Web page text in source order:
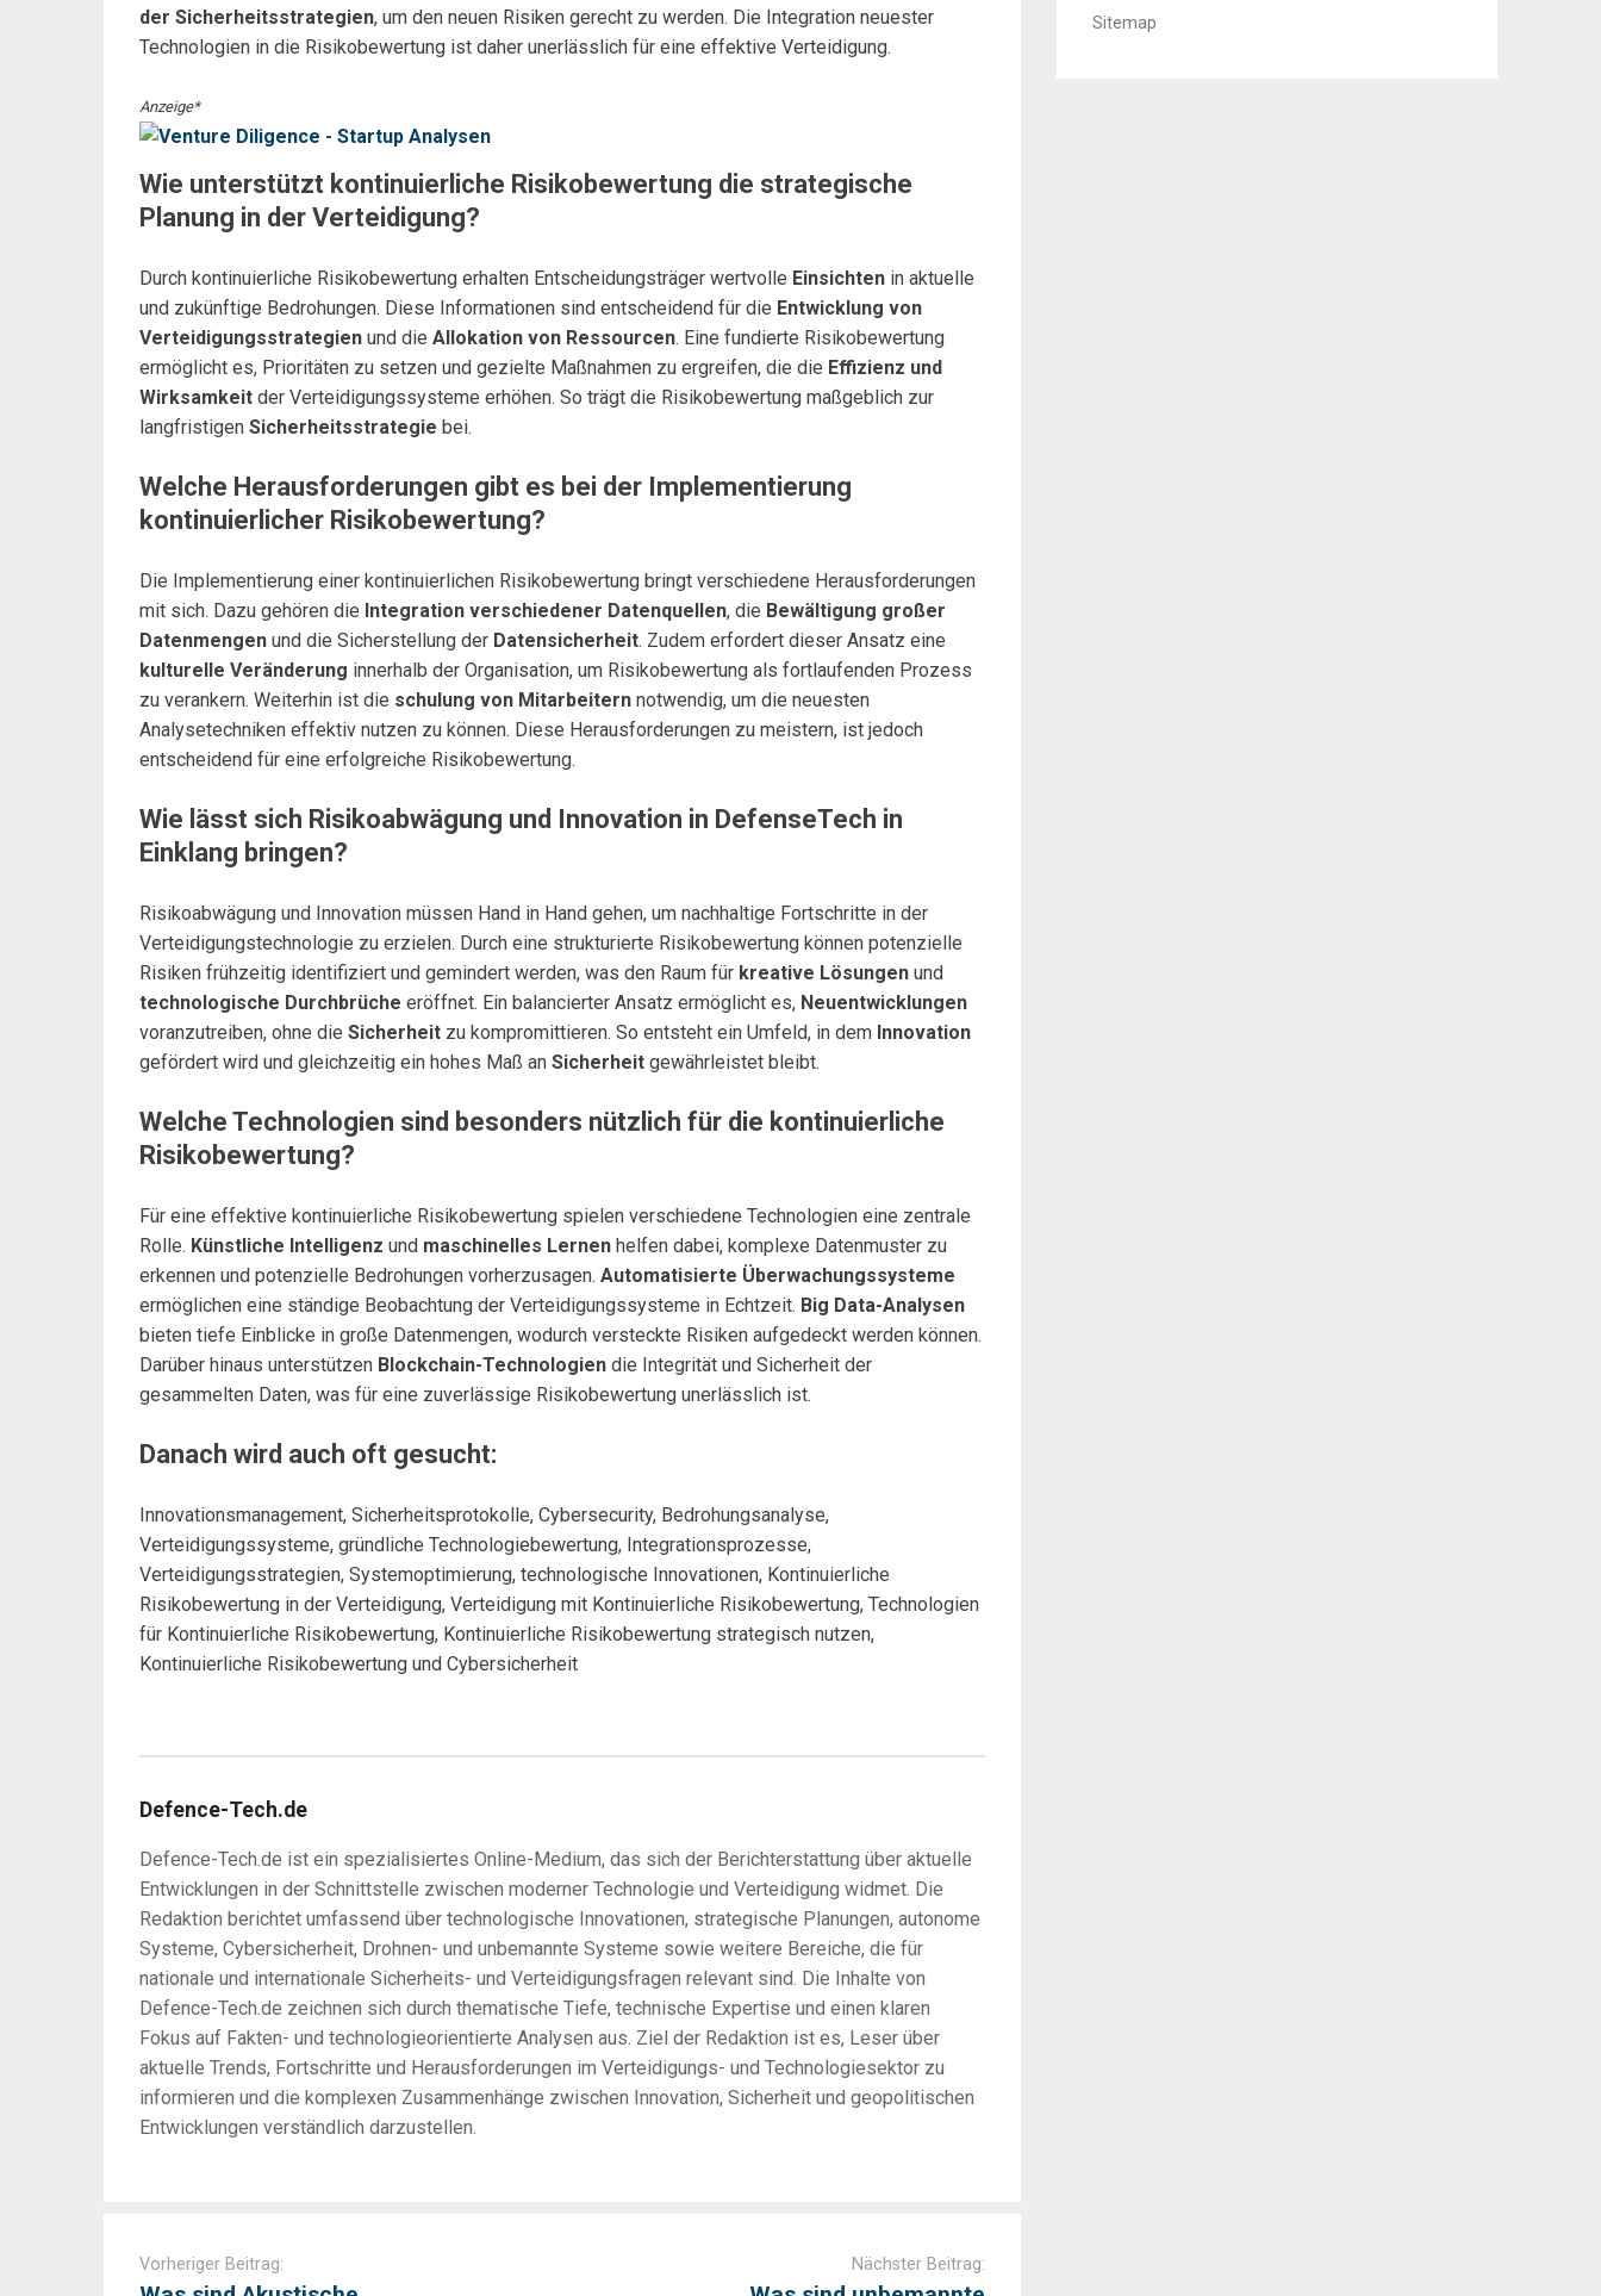
der Sicherheitsstrategien, um den neuen Risiken gerecht zu werden. Die Integration neuester
Technologien in die Risikobewertung ist daher unerlässlich für eine effektive Verteidigung.
Anzeige*
Wie unterstützt kontinuierliche Risikobewertung die strategische
Planung in der Verteidigung?
Durch kontinuierliche Risikobewertung erhalten Entscheidungsträger wertvolle Einsichten in aktuelle
und zukünftige Bedrohungen. Diese Informationen sind entscheidend für die Entwicklung von
Verteidigungsstrategien und die Allokation von Ressourcen. Eine fundierte Risikobewertung
ermöglicht es, Prioritäten zu setzen und gezielte Maßnahmen zu ergreifen, die die Effizienz und
Wirksamkeit der Verteidigungssysteme erhöhen. So trägt die Risikobewertung maßgeblich zur
langfristigen Sicherheitsstrategie bei.
Welche Herausforderungen gibt es bei der Implementierung
kontinuierlicher Risikobewertung?
Die Implementierung einer kontinuierlichen Risikobewertung bringt verschiedene Herausforderungen
mit sich. Dazu gehören die Integration verschiedener Datenquellen, die Bewältigung großer
Datenmengen und die Sicherstellung der Datensicherheit. Zudem erfordert dieser Ansatz eine
kulturelle Veränderung innerhalb der Organisation, um Risikobewertung als fortlaufenden Prozess
zu verankern. Weiterhin ist die schulung von Mitarbeitern notwendig, um die neuesten
Analysetechniken effektiv nutzen zu können. Diese Herausforderungen zu meistern, ist jedoch
entscheidend für eine erfolgreiche Risikobewertung.
Wie lässt sich Risikoabwägung und Innovation in DefenseTech in
Einklang bringen?
Risikoabwägung und Innovation müssen Hand in Hand gehen, um nachhaltige Fortschritte in der
Verteidigungstechnologie zu erzielen. Durch eine strukturierte Risikobewertung können potenzielle
Risiken frühzeitig identifiziert und gemindert werden, was den Raum für kreative Lösungen und
technologische Durchbrüche eröffnet. Ein balancierter Ansatz ermöglicht es, Neuentwicklungen
voranzutreiben, ohne die Sicherheit zu kompromittieren. So entsteht ein Umfeld, in dem Innovation
gefördert wird und gleichzeitig ein hohes Maß an Sicherheit gewährleistet bleibt.
Welche Technologien sind besonders nützlich für die kontinuierliche
Risikobewertung?
Für eine effektive kontinuierliche Risikobewertung spielen verschiedene Technologien eine zentrale
Rolle. Künstliche Intelligenz und maschinelles Lernen helfen dabei, komplexe Datenmuster zu
erkennen und potenzielle Bedrohungen vorherzusagen. Automatisierte Überwachungssysteme
ermöglichen eine ständige Beobachtung der Verteidigungssysteme in Echtzeit. Big Data-Analysen
bieten tiefe Einblicke in große Datenmengen, wodurch versteckte Risiken aufgedeckt werden können.
Darüber hinaus unterstützen Blockchain-Technologien die Integrität und Sicherheit der
gesammelten Daten, was für eine zuverlässige Risikobewertung unerlässlich ist.
Danach wird auch oft gesucht:
Innovationsmanagement, Sicherheitsprotokolle, Cybersecurity, Bedrohungsanalyse,
Verteidigungssysteme, gründliche Technologiebewertung, Integrationsprozesse,
Verteidigungsstrategien, Systemoptimierung, technologische Innovationen, Kontinuierliche
Risikobewertung in der Verteidigung, Verteidigung mit Kontinuierliche Risikobewertung, Technologien
für Kontinuierliche Risikobewertung, Kontinuierliche Risikobewertung strategisch nutzen,
Kontinuierliche Risikobewertung und Cybersicherheit
Defence-Tech.de
Defence-Tech.de ist ein spezialisiertes Online-Medium, das sich der Berichterstattung über aktuelle
Entwicklungen in der Schnittstelle zwischen moderner Technologie und Verteidigung widmet. Die
Redaktion berichtet umfassend über technologische Innovationen, strategische Planungen, autonome
Systeme, Cybersicherheit, Drohnen- und unbemannte Systeme sowie weitere Bereiche, die für
nationale und internationale Sicherheits- und Verteidigungsfragen relevant sind. Die Inhalte von
Defence-Tech.de zeichnen sich durch thematische Tiefe, technische Expertise und einen klaren
Fokus auf Fakten- und technologieorientierte Analysen aus. Ziel der Redaktion ist es, Leser über
aktuelle Trends, Fortschritte und Herausforderungen im Verteidigungs- und Technologiesektor zu
informieren und die komplexen Zusammenhänge zwischen Innovation, Sicherheit und geopolitischen
Entwicklungen verständlich darzustellen.
navigation
Vorheriger Beitrag: Nächster Beitrag:
Sitemap